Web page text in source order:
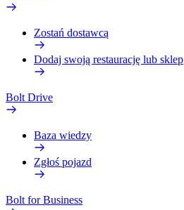
Zostań dostawcą
Dodaj swoją restaurację lub sklep
Bolt Drive
Baza wiedzy
Zgłoś pojazd
Bolt for Business